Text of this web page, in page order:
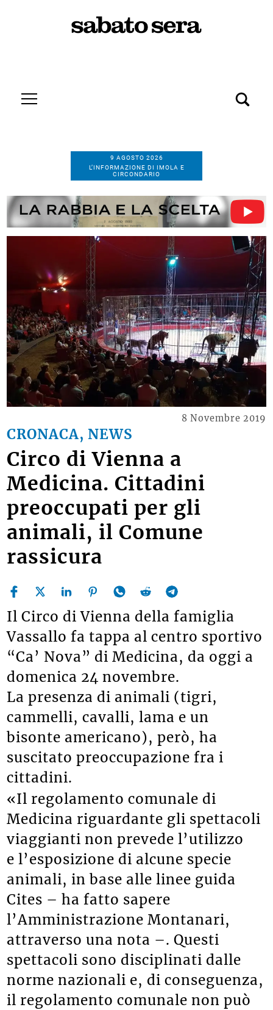
9 AGOSTO 2026
L’INFORMAZIONE DI IMOLA E
CIRCONDARIO
CRONACA, NEWS
8 Novembre 2019
Circo di Vienna a
Medicina. Cittadini
preoccupati per gli
animali, il Comune
rassicura
Il Circo di Vienna della famiglia
Vassallo fa tappa al centro sportivo
“Ca’ Nova” di Medicina, da oggi a
domenica 24 novembre.
La presenza di animali (tigri,
cammelli, cavalli, lama e un
bisonte americano), però, ha
suscitato preoccupazione fra i
cittadini.
«Il regolamento comunale di
Medicina riguardante gli spettacoli
viaggianti non prevede l’utilizzo
e l’esposizione di alcune specie
animali, in base alle linee guida
Cites – ha fatto sapere
l’Amministrazione Montanari,
attraverso una nota –. Questi
spettacoli sono disciplinati dalle
norme nazionali e, di conseguenza,
il regolamento comunale non può